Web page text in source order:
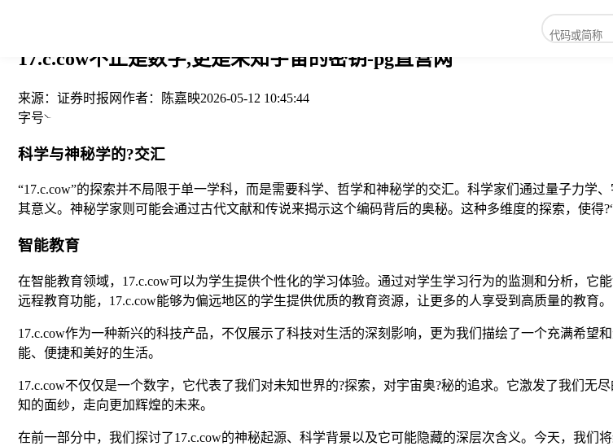
17.c.cow不止是数字,更是未知宇宙的密钥-pg直营网
来源： 证券时报网作者： 陈嘉映2026-05-12 10:45:44
字号
科学与神秘学的?交汇
“17.c.cow”的探索并不局限于单一学科，而是需要科学、哲学和神秘学的交汇。科学家们通过量子力
其意义。神秘学家则可能会通过古代文献和传说来揭示这个编码背后的奥秘。这种多维度的探索，使得
智能教育
在智能教育领域，17.c.cow可以为学生提供个性化的学习体验。通过对学生学习行为的监测和分析，
远程教育功能，17.c.cow能够为偏远地区的学生提供优质的教育资源，让更多的人享受到高质量的教育。
17.c.cow作为一种新兴的科技产品，不仅展示了科技对生活的深刻影响，更为我们描绘了一个充满希望
能、便捷和美好的生活。
17.c.cow不仅仅是一个数字，它代表了我们对未知世界的?探索，对宇宙奥?秘的追求。它激发了我们无
知的面纱，走向更加辉煌的未来。
在前一部分中，我们探讨了17.c.cow的神秘起源、科学背景以及它可能隐藏的深层次含义。今天，我们